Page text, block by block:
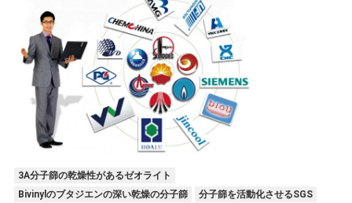
3A分子篩の乾燥性があるゼオライト
Bivinylのブタジエンの深い乾燥の分子篩
分子篩を活動化させるSGS